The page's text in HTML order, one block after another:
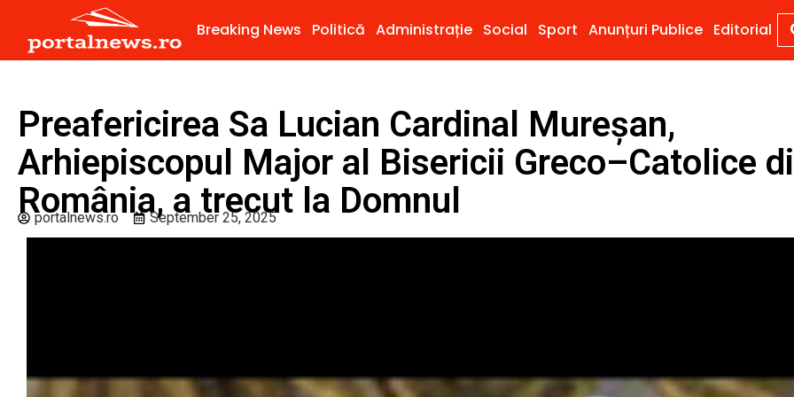
Breaking News Politică Administrație Social Sport Anunțuri Publice Editorial
Preafericirea Sa Lucian Cardinal Mureșan,
Arhiepiscopul Major al Bisericii Greco–Catolice
România, a trecut la Domnul
portalnews.ro September 25, 2025